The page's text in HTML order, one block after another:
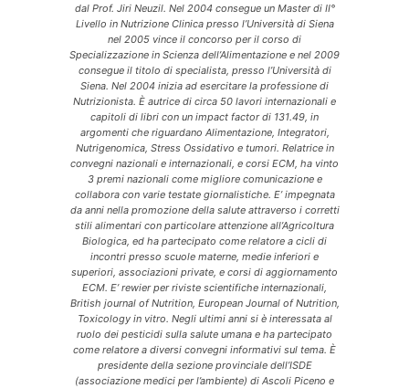
dal Prof. Jiri Neuzil. Nel 2004 consegue un Master di II°
Livello in Nutrizione Clinica presso l’Università di Siena
nel 2005 vince il concorso per il corso di
Specializzazione in Scienza dell’Alimentazione e nel 2009
consegue il titolo di specialista, presso l’Università di
Siena. Nel 2004 inizia ad esercitare la professione di
Nutrizionista. È autrice di circa 50 lavori internazionali e
capitoli di libri con un impact factor di 131.49, in
argomenti che riguardano Alimentazione, Integratori,
Nutrigenomica, Stress Ossidativo e tumori. Relatrice in
convegni nazionali e internazionali, e corsi ECM, ha vinto
3 premi nazionali come migliore comunicazione e
collabora con varie testate giornalistiche. E’ impegnata
da anni nella promozione della salute attraverso i corretti
stili alimentari con particolare attenzione all’Agricoltura
Biologica, ed ha partecipato come relatore a cicli di
incontri presso scuole materne, medie inferiori e
superiori, associazioni private, e corsi di aggiornamento
ECM. E’ rewier per riviste scientifiche internazionali,
British journal of Nutrition, European Journal of Nutrition,
Toxicology in vitro. Negli ultimi anni si è interessata al
ruolo dei pesticidi sulla salute umana e ha partecipato
come relatore a diversi convegni informativi sul tema. È
presidente della sezione provinciale dell’ISDE
(associazione medici per l’ambiente) di Ascoli Piceno e